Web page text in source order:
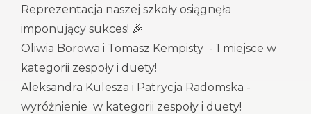
Reprezentacja naszej szkoły osiągnęła
imponujący sukces! 🎉
Oliwia Borowa i Tomasz Kempisty - 1 miejsce w
kategorii zespoły i duety!
Aleksandra Kulesza i Patrycja Radomska -
wyróżnienie w kategorii zespoły i duety!